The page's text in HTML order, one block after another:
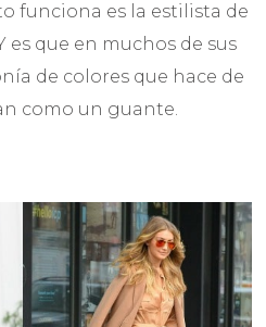
funciona es la estilista de
es que en muchos de sus
de colores que hace de
como un guante.